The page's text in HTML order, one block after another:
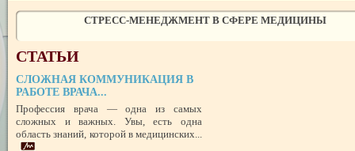
ПОТРЕБИТЕЛЬСКИЙ ЭКСТРЕМИЗМ
ПЕРЕГОРЕЛО, или ЧЕМ ГРОЗИТ ЭМОЦИОНАЛЬНОЕ
СТРЕСС-МЕНЕДЖМЕНТ В СФЕРЕ МЕДИЦИНЫ
ЗАЩИТА РЕПУТАЦИИ В СЕТИ ИНТЕРНЕТ: SERM, ИЛИ КАК
ПРАВОВОЙ СТАТУС ПРЕДСТАВИТЕЛЯ ПАЦИЕНТА В УКРАИНЕ
РОЛЬ МЕДИЦИНСКОЙ ДОКУМЕНТАЦИИ КАК
ГРАЖДАНСКОМ И УГОЛОВНОМ СУДОПРОИЗВОДСТВЕ
СТАТЬИ
СЛОЖНАЯ КОММУНИКАЦИЯ В
РАБОТЕ ВРАЧА...
Профессия врача — одна из самых
сложных и важных. Увы, есть одна
область знаний, которой в медицинских...